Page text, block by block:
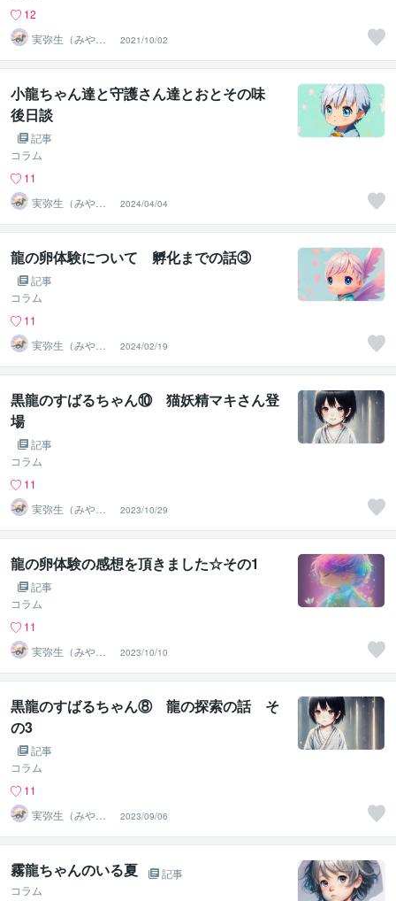
12
実弥生（みや
の）
2021/10/02
小龍ちゃん達と守護さん達とおとその味
後日談
記事
コラム
11
実弥生（みや
の）
2024/04/04
龍の卵体験について 孵化までの話③
記事
コラム
11
実弥生（みや
の）
2024/02/19
黒龍のすばるちゃん⑩ 猫妖精マキさん登
場
記事
コラム
11
実弥生（みや
の）
2023/10/29
龍の卵体験の感想を頂きました☆その1
記事
コラム
11
実弥生（みや
の）
2023/10/10
黒龍のすばるちゃん⑧ 龍の探索の話 そ
の3
記事
コラム
11
実弥生（みや
の）
2023/09/06
霧龍ちゃんのいる夏
記事
コラム